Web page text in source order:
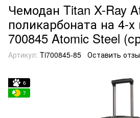
Чемодан Titan X-Ray
поликарбоната на 4-х
700845 Atomic Steel
Артикул: Ti700845-85 Оставить
6
7